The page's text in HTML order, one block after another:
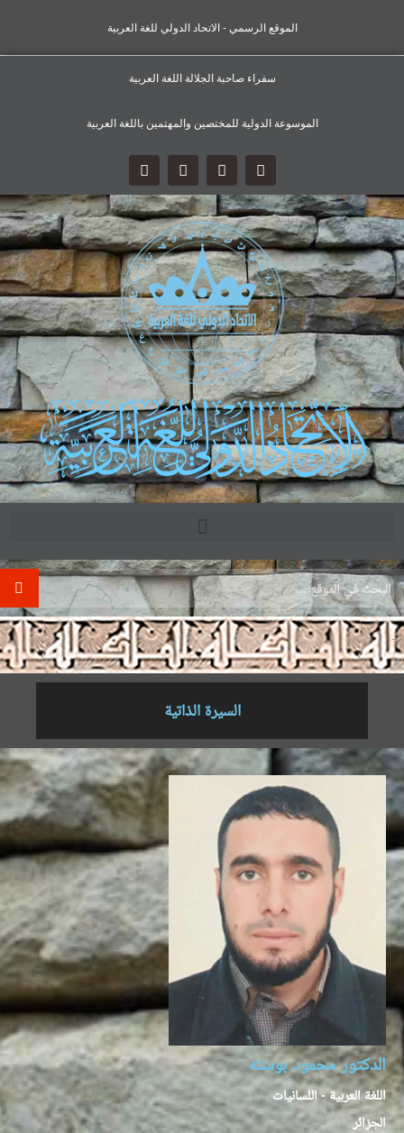
الموقع الرسمي - الاتحاد الدولي للغة العربية
سفراء صاحبة الجلالة اللغة العربية
الموسوعة الدولية للمختصين والمهتمين باللغة العربية
.
السيرة الذاتية
الدكتور محمود بوسته
اللغة العربية - اللسانيات
الجزائر